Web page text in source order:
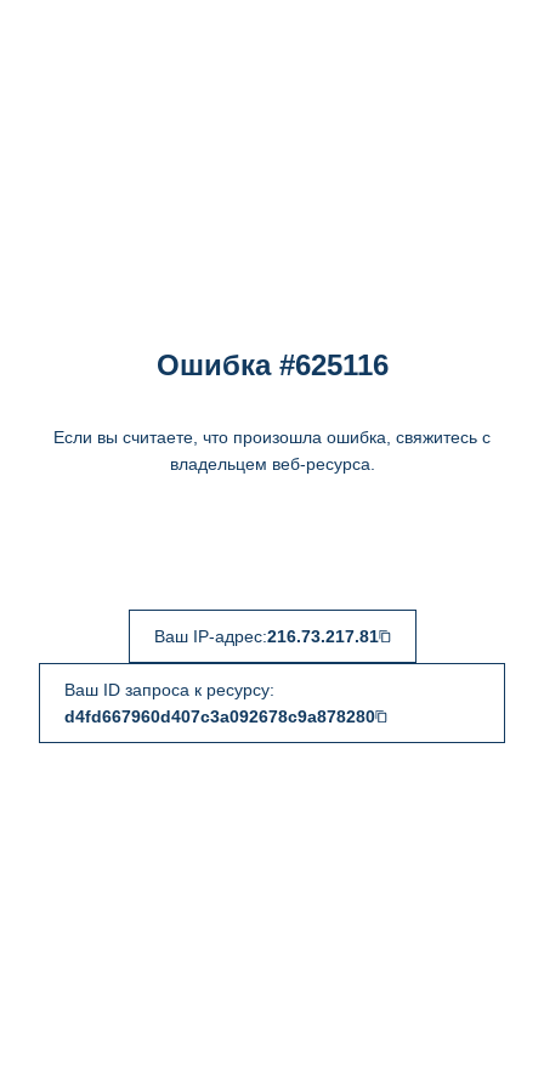
Ошибка #625116
Если вы считаете, что произошла ошибка, свяжитесь с
владельцем веб-ресурса.
Ваш IP-адрес:216.73.217.81
Ваш ID запроса к ресурсу:
d4fd667960d407c3a092678c9a878280